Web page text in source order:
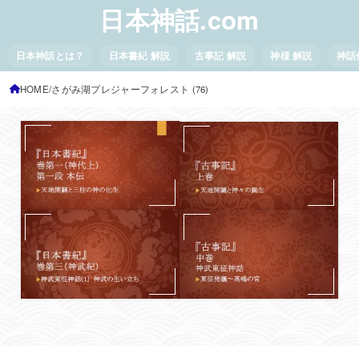
日本神話.com
日本神話とは？ 日本書紀 解説 古事記 解説 神様 解説 神話
HOME さがみ湖プレジャーフォレスト (76)